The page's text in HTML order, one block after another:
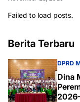
Failed to load posts.
Berita Terbaru
DPRD
Dina